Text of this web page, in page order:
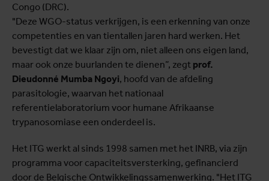
Congo (DRC).
"Deze WGO-status verkrijgen, is een erkenning van onze
competenties en van tientallen jaren hard werken. Het
bevestigt dat we klaar zijn om, niet alleen ons eigen land,
maar ook onze buurlanden te dienen”, zegt prof.
Dieudonné Mumba Ngoyi, hoofd van de afdeling
parasitologie, waarvan het nationaal
referentielaboratorium voor humane Afrikaanse
trypanosomiase een onderdeel is.
Het ITG werkt al sinds 1998 samen met het INRB, via zijn
programma voor capaciteitsversterking, gefinancierd
door de Belgische Ontwikkelingssamenwerking. "Het ITG